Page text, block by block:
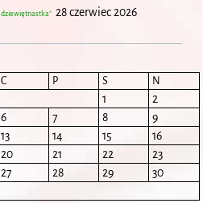
„dziewiętnastka” 28 czerwiec 2026
C P S N
1
2
6 7 8
9
13 14 15
16
20 21 22
23
27 28 29
30